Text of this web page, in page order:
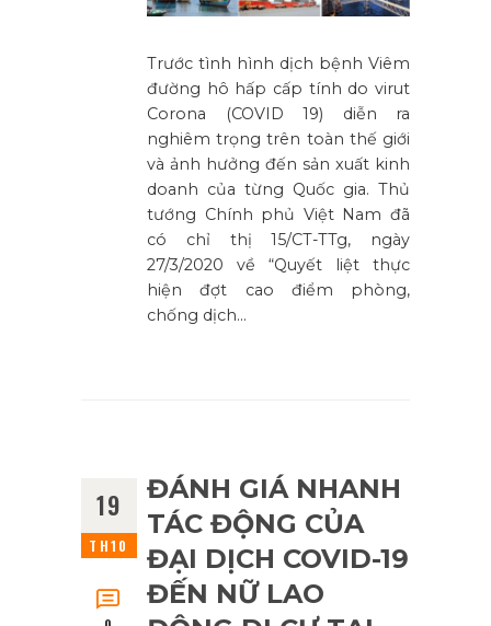
Trước tình hình dịch bệnh Viêm
đường hô hấp cấp tính do virut
Corona (COVID 19) diễn ra
nghiêm trọng trên toàn thế giới
và ảnh hưởng đến sản xuất kinh
doanh của từng Quốc gia. Thủ
tướng Chính phủ Việt Nam đã
có chỉ thị 15/CT-TTg, ngày
27/3/2020 về “Quyết liệt thực
hiện đợt cao điểm phòng,
chống dịch…
19
TH10
ĐÁNH GIÁ NHANH
TÁC ĐỘNG CỦA
ĐẠI DỊCH COVID-19
ĐẾN NỮ LAO